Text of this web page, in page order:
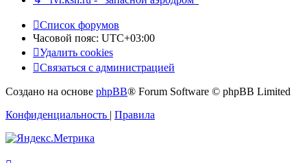
Список форумов
Часовой пояс: UTC+03:00
Удалить cookies
Связаться с администрацией
Создано на основе phpBB® Forum Software © phpBB Limited
Конфиденциальность | Правила